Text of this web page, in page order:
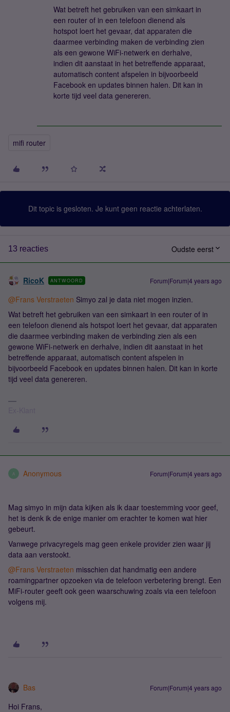
Wat betreft het gebruiken van een simkaart in
een router of in een telefoon dienend als
hotspot loert het gevaar, dat apparaten die
daarmee verbinding maken de verbinding zien
als een gewone WiFi-netwerk en derhalve,
indien dit aanstaat in het betreffende apparaat,
automatisch content afspelen in bijvoorbeeld
Facebook en updates binnen halen. Dit kan in
korte tijd veel data genereren.
mifi router
Dit topic is gesloten. Je kunt geen reactie achterlaten.
13 reacties Oudste eerst
RicoK ANTWOORD Forum|Forum|4 years ago
@Frans Verstraeten Simyo zal je data niet mogen inzien.
Wat betreft het gebruiken van een simkaart in een router of in
een telefoon dienend als hotspot loert het gevaar, dat apparaten
die daarmee verbinding maken de verbinding zien als een
gewone WiFi-netwerk en derhalve, indien dit aanstaat in het
betreffende apparaat, automatisch content afspelen in
bijvoorbeeld Facebook en updates binnen halen. Dit kan in korte
tijd veel data genereren.
A Anonymous Forum|Forum|4 years ago
Mag simyo in mijn data kijken als ik daar toestemming voor geef,
het is denk ik de enige manier om erachter te komen wat hier
gebeurt.
Vanwege privacyregels mag geen enkele provider zien waar jij
data aan verstookt.
@Frans Verstraeten misschien dat handmatig een andere
roamingpartner opzoeken via de telefoon verbetering brengt. Een
MiFi-router geeft ook geen waarschuwing zoals via een telefoon
volgens mij.
Bas Forum|Forum|4 years ago
Hoi Frans,